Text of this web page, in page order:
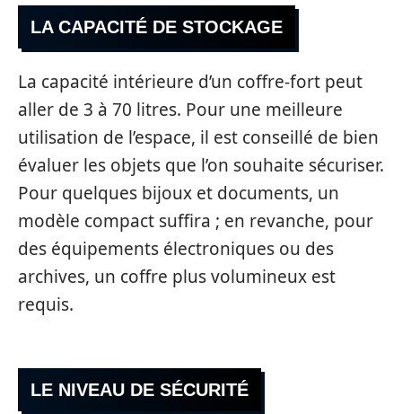
LA CAPACITÉ DE STOCKAGE
La capacité intérieure d’un coffre-fort peut
aller de 3 à 70 litres. Pour une meilleure
utilisation de l’espace, il est conseillé de bien
évaluer les objets que l’on souhaite sécuriser.
Pour quelques bijoux et documents, un
modèle compact suffira ; en revanche, pour
des équipements électroniques ou des
archives, un coffre plus volumineux est
requis.
LE NIVEAU DE SÉCURITÉ